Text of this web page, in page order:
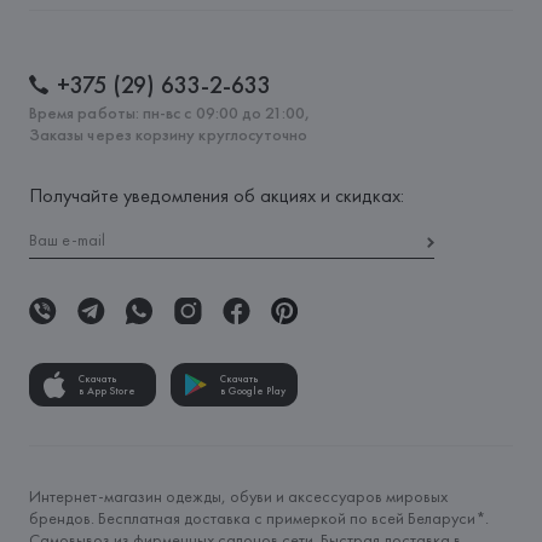
+375 (29) 633-2-633
Время работы: пн-вс с 09:00 до 21:00,
Заказы через корзину круглосуточно
Получайте уведомления об акциях и скидках:
Скачать
в App Store
Скачать
в Google Play
Интернет-магазин одежды, обуви и аксессуаров мировых
брендов. Бесплатная доставка с примеркой по всей Беларуси*.